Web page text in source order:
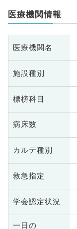
医療機関情報
医療機関名
施設種別
標榜科目
病床数
カルテ種別
救急指定
学会認定状況
一日の